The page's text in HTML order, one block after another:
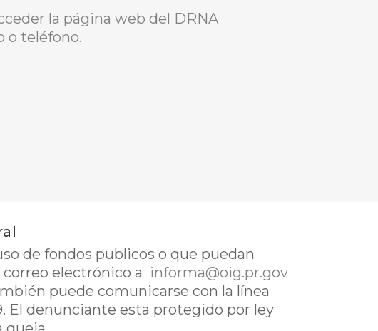
la página web del DRNA
o teléfono.
de fondos publicos o que puedan
electrónico a informa@oig.pr.gov
puede comunicarse con la línea
El denunciante esta protegido por ley